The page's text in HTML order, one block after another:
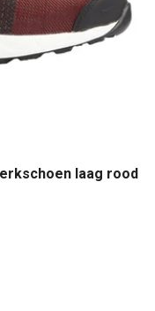
laag rood